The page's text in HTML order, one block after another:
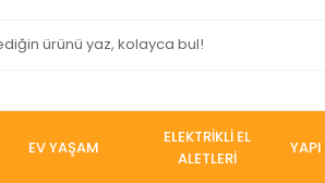
EV YAŞAM
ELEKTRİKLİ EL
ALETLERİ